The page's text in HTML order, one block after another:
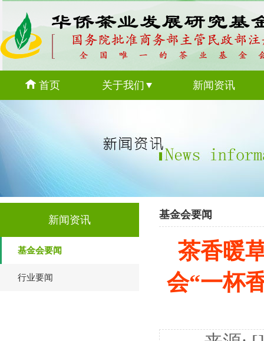
首页 关于我们 新闻资讯
新闻资讯
基金会要闻
行业要闻
基金会要闻
茶香暖
会“一杯